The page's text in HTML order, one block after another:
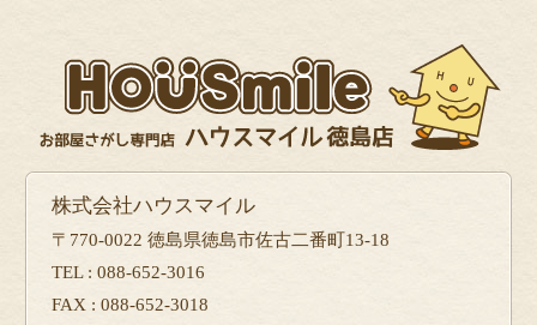
株式会社ハウスマイル
〒770-0022 徳島県徳島市佐古二番町13-18
TEL : 088-652-3016
FAX : 088-652-3018